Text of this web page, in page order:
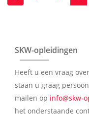
SKW-opleidingen
Heeft u een vraag
staan u graag
mailen op info@skw-
het onderstaande